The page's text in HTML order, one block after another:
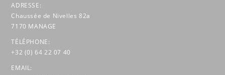
ADRESSE:
Chaussée de Nivelles 82a
7170 MANAGE
TÉLÉPHONE:
+32 (0) 64 22 07 40
EMAIL: